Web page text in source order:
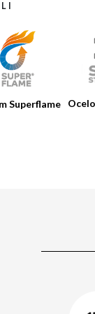
Superflame